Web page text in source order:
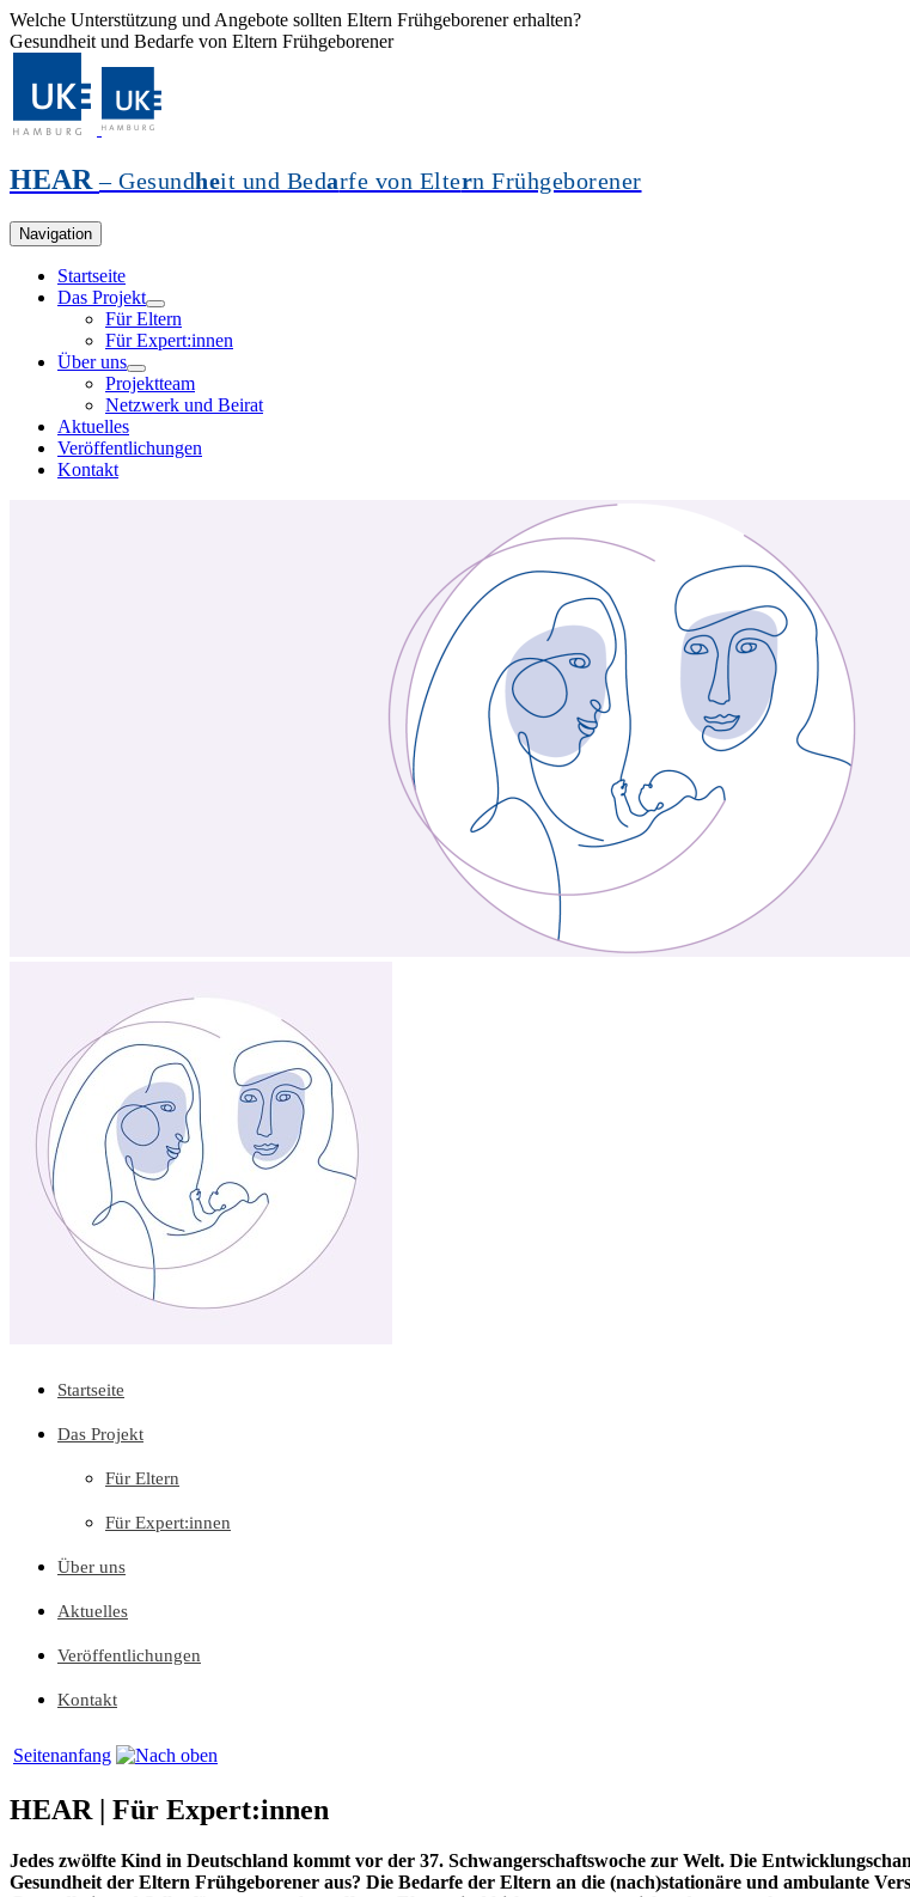
Welche Unterstützung und Angebote sollten Eltern Frühgeborener erhalten?
Gesundheit und Bedarfe von Eltern Frühgeborener
HEAR – Gesundheit und Bedarfe von Eltern Frühgeborener
Navigation
Startseite
Das Projekt
Für Eltern
Für Expert:innen
Über uns
Projektteam
Netzwerk und Beirat
Aktuelles
Veröffentlichungen
Kontakt
Startseite
Das Projekt
Für Eltern
Für Expert:innen
Über uns
Aktuelles
Veröffentlichungen
Kontakt
Seitenanfang
HEAR | Für Expert:innen
Jedes zwölfte Kind in Deutschland kommt vor der 37. Schwangerschaftswoche zur Welt. Die
Gesundheit der Eltern Frühgeborener aus? Die Bedarfe der Eltern an die (nach)stationäre und ambulante